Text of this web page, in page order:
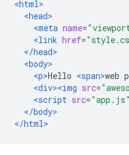
<html>
<head>
<meta name=
<link href=
</head>
<body>
<p>Hello <span>web
<div><img src=
<script src="app.js"
</body>
</html>